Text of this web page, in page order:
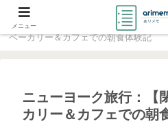
ニュ
ベーカリー＆カフェでの朝食体験記
ニューヨーク旅行：【
カリー＆カフェでの朝
メニュー